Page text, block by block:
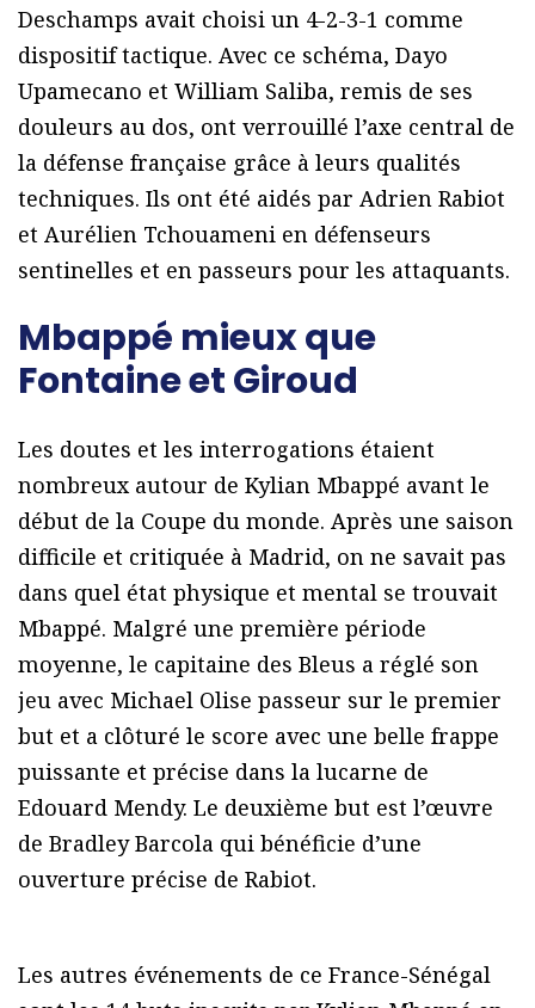
Deschamps avait choisi un 4-2-3-1 comme
dispositif tactique. Avec ce schéma, Dayo
Upamecano et William Saliba, remis de ses
douleurs au dos, ont verrouillé l’axe central de
la défense française grâce à leurs qualités
techniques. Ils ont été aidés par Adrien Rabiot
et Aurélien Tchouameni en défenseurs
sentinelles et en passeurs pour les attaquants.
Mbappé mieux que
Fontaine et Giroud
Les doutes et les interrogations étaient
nombreux autour de Kylian Mbappé avant le
début de la Coupe du monde. Après une saison
difficile et critiquée à Madrid, on ne savait pas
dans quel état physique et mental se trouvait
Mbappé. Malgré une première période
moyenne, le capitaine des Bleus a réglé son
jeu avec Michael Olise passeur sur le premier
but et a clôturé le score avec une belle frappe
puissante et précise dans la lucarne de
Edouard Mendy. Le deuxième but est l’œuvre
de Bradley Barcola qui bénéficie d’une
ouverture précise de Rabiot.
Les autres événements de ce France-Sénégal